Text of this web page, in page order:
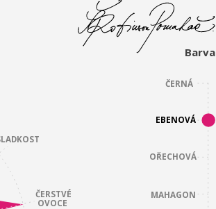
Barva
ČERNÁ
EBENOVÁ
OŘECHOVÁ
MAHAGON
ČERSTVÉ
OVOCE